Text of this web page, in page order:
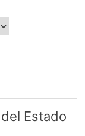
Estado